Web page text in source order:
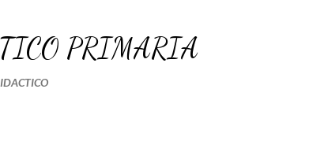
PRIMARIA